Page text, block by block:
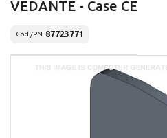
VEDANTE - Case CE
Cód./PN 87723771